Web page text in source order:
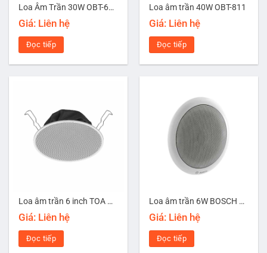
Loa Âm Trần 30W OBT-611
Giá: Liên hệ
Đọc tiếp
Loa âm trần 40W OBT-811
Giá: Liên hệ
Đọc tiếp
Loa âm trần 6 inch TOA PC-2360
Giá: Liên hệ
Đọc tiếp
Loa âm trần 6W BOSCH LC1-UM06E8
Giá: Liên hệ
Đọc tiếp